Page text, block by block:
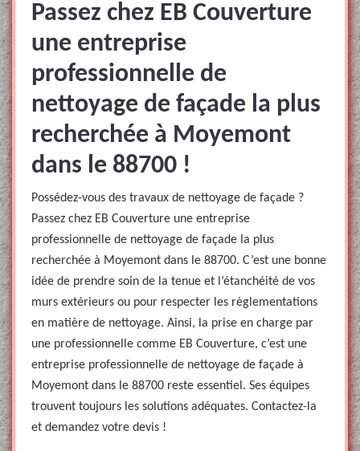
Passez chez EB Couverture
une entreprise
professionnelle de
nettoyage de façade la plus
recherchée à Moyemont
dans le 88700 !
Possédez-vous des travaux de nettoyage de façade ?
Passez chez EB Couverture une entreprise
professionnelle de nettoyage de façade la plus
recherchée à Moyemont dans le 88700. C’est une bonne
idée de prendre soin de la tenue et l’étanchéité de vos
murs extérieurs ou pour respecter les règlementations
en matière de nettoyage. Ainsi, la prise en charge par
une professionnelle comme EB Couverture, c’est une
entreprise professionnelle de nettoyage de façade à
Moyemont dans le 88700 reste essentiel. Ses équipes
trouvent toujours les solutions adéquates. Contactez-la
et demandez votre devis !